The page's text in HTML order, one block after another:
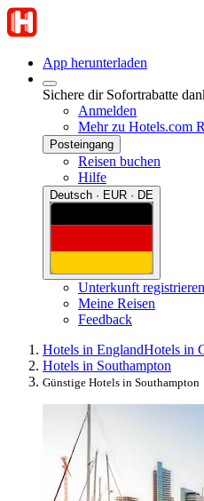
App herunterladen
Sichere dir Sofortrabatte
Anmelden
Mehr zu Hotels.com
Posteingang
Reisen buchen
Hilfe
Deutsch · EUR · DE
Unterkunft registrieren
Meine Reisen
Feedback
Hotels in EnglandHotels in
Hotels in Southampton
Günstige Hotels in Southampton